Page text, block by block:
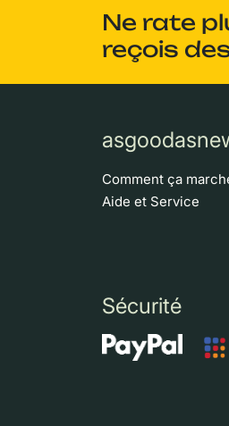
Ne rate
reçois
Comment ça
Aide et Service
Sécurité